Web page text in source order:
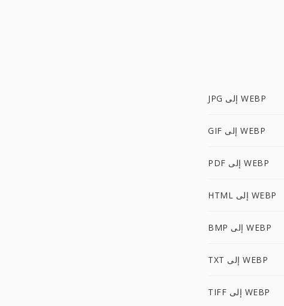
JPG إلى WEBP
GIF إلى WEBP
PDF إلى WEBP
HTML إلى WEBP
BMP إلى WEBP
TXT إلى WEBP
TIFF إلى WEBP